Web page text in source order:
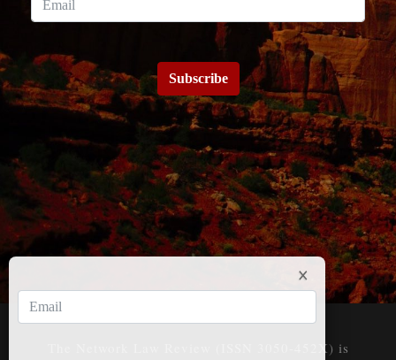
Subscribe
The Network Law Review (ISSN 3050-452X) is